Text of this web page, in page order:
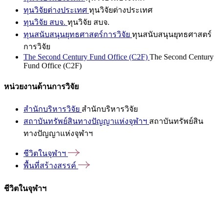
ทุนวิจัยต่างประเทศ ทุนวิจัยต่างประเทศ
ทุนวิจัย สบจ. ทุนวิจัย สบจ.
ทุนสนับสนุนยุทธศาสตร์การวิจัย ทุนสนับสนุนยุทธศาสตร์
การวิจัย
The Second Century Fund Office (C2F) The Second Century
Fund Office (C2F)
หน่วยงานด้านการวิจัย
สำนักบริหารวิจัย สำนักบริหารวิจัย
สถาบันทรัพย์สินทางปัญญาแห่งจุฬาฯ สถาบันทรัพย์สิน
ทางปัญญาแห่งจุฬาฯ
ชีวิตในจุฬาฯ
พื้นที่สร้างสรรค์
ชีวิตในจุฬาฯ